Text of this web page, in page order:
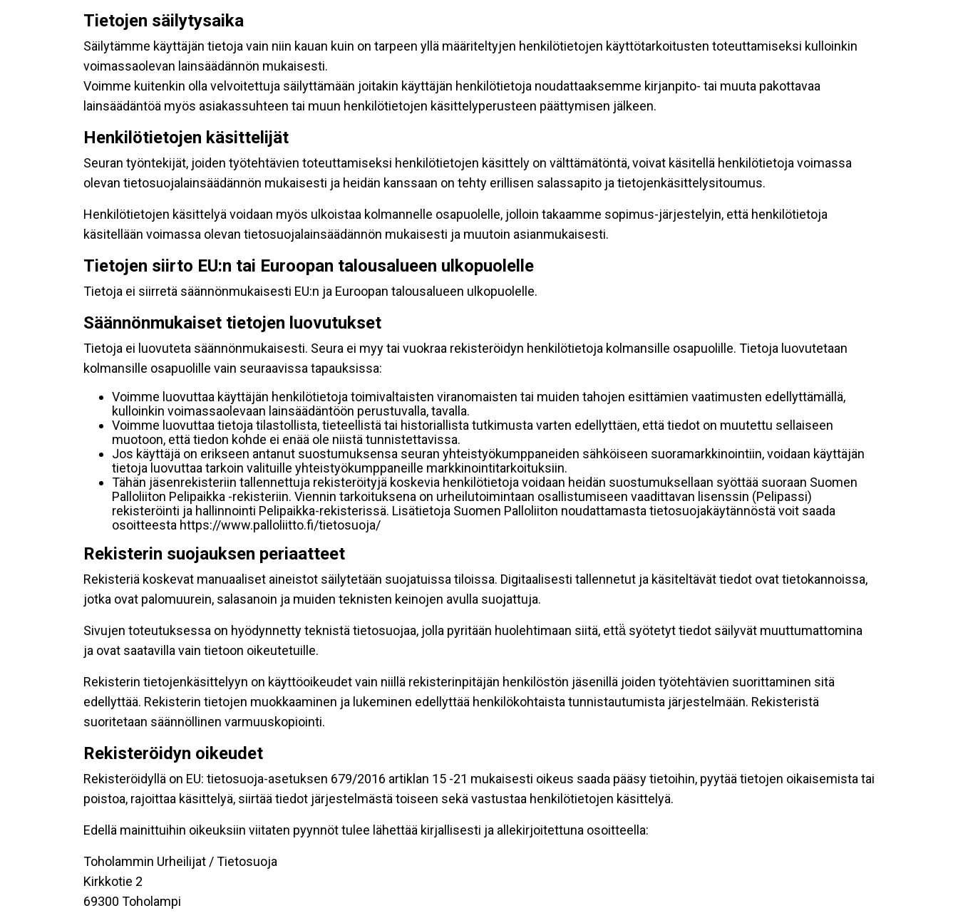
Tietojen säilytysaika
Säilytämme käyttäjän tietoja vain niin kauan kuin on tarpeen yllä määriteltyjen henkilötietojen käyttötarkoitusten toteuttamiseksi kulloinkin
voimassaolevan lainsäädännön mukaisesti.
Voimme kuitenkin olla velvoitettuja säilyttämään joitakin käyttäjän henkilötietoja noudattaaksemme kirjanpito- tai muuta pakottavaa
lainsäädäntöä myös asiakassuhteen tai muun henkilötietojen käsittelyperusteen päättymisen jälkeen.
Henkilötietojen käsittelijät
Seuran työntekijät, joiden työtehtävien toteuttamiseksi henkilötietojen käsittely on välttämätöntä, voivat käsitellä henkilötietoja voimassa
olevan tietosuojalainsäädännön mukaisesti ja heidän kanssaan on tehty erillisen salassapito ja tietojenkäsittelysitoumus.
Henkilötietojen käsittelyä voidaan myös ulkoistaa kolmannelle osapuolelle, jolloin takaamme sopimus-järjestelyin, että henkilötietoja
käsitellään voimassa olevan tietosuojalainsäädännön mukaisesti ja muutoin asianmukaisesti.
Tietojen siirto EU:n tai Euroopan talousalueen ulkopuolelle
Tietoja ei siirretä säännönmukaisesti EU:n ja Euroopan talousalueen ulkopuolelle.
Säännönmukaiset tietojen luovutukset
Tietoja ei luovuteta säännönmukaisesti. Seura ei myy tai vuokraa rekisteröidyn henkilötietoja kolmansille osapuolille. Tietoja luovutetaan
kolmansille osapuolille vain seuraavissa tapauksissa:
Voimme luovuttaa käyttäjän henkilötietoja toimivaltaisten viranomaisten tai muiden tahojen esittämien vaatimusten edellyttämällä,
kulloinkin voimassaolevaan lainsäädäntöön perustuvalla, tavalla.
Voimme luovuttaa tietoja tilastollista, tieteellistä tai historiallista tutkimusta varten edellyttäen, että tiedot on muutettu sellaiseen
muotoon, että tiedon kohde ei enää ole niistä tunnistettavissa.
Jos käyttäjä on erikseen antanut suostumuksensa seuran yhteistyökumppaneiden sähköiseen suoramarkkinointiin, voidaan käyttäjän
tietoja luovuttaa tarkoin valituille yhteistyökumppaneille markkinointitarkoituksiin.
Tähän jäsenrekisteriin tallennettuja rekisteröityjä koskevia henkilötietoja voidaan heidän suostumuksellaan syöttää suoraan Suomen
Palloliiton Pelipaikka -rekisteriin. Viennin tarkoituksena on urheilutoimintaan osallistumiseen vaadittavan lisenssin (Pelipassi)
rekisteröinti ja hallinnointi Pelipaikka-rekisterissä. Lisätietoja Suomen Palloliiton noudattamasta tietosuojakäytännöstä voit saada
osoitteesta https://www.palloliitto.fi/tietosuoja/
Rekisterin suojauksen periaatteet
Rekisteriä koskevat manuaaliset aineistot säilytetään suojatuissa tiloissa. Digitaalisesti tallennetut ja käsiteltävät tiedot ovat tietokannoissa,
jotka ovat palomuurein, salasanoin ja muiden teknisten keinojen avulla suojattuja.
Sivujen toteutuksessa on hyödynnetty teknistä tietosuojaa, jolla pyritään huolehtimaan siitä, että̈ syötetyt tiedot säilyvät muuttumattomina
ja ovat saatavilla vain tietoon oikeutetuille.
Rekisterin tietojenkäsittelyyn on käyttöoikeudet vain niillä rekisterinpitäjän henkilöstön jäsenillä joiden työtehtävien suorittaminen sitä
edellyttää. Rekisterin tietojen muokkaaminen ja lukeminen edellyttää henkilökohtaista tunnistautumista järjestelmään. Rekisteristä
suoritetaan säännöllinen varmuuskopiointi.
Rekisteröidyn oikeudet
Rekisteröidyllä on EU: tietosuoja-asetuksen 679/2016 artiklan 15 -21 mukaisesti oikeus saada pääsy tietoihin, pyytää tietojen oikaisemista tai
poistoa, rajoittaa käsittelyä, siirtää tiedot järjestelmästä toiseen sekä vastustaa henkilötietojen käsittelyä.
Edellä mainittuihin oikeuksiin viitaten pyynnöt tulee lähettää kirjallisesti ja allekirjoitettuna osoitteella:
Toholammin Urheilijat / Tietosuoja
Kirkkotie 2
69300 Toholampi